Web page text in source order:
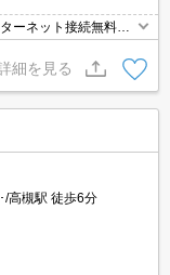
ーネット接続無料。
細を見る
/高槻駅 徒歩6分